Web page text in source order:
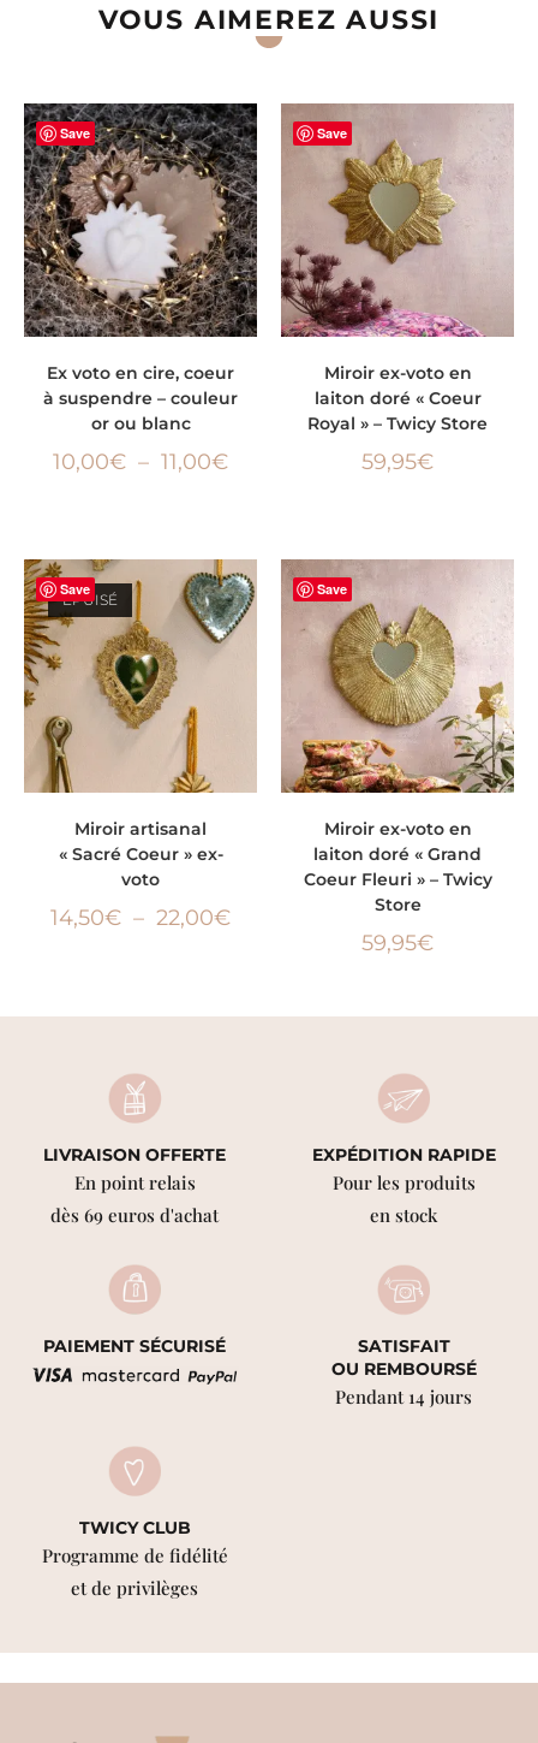
VOUS AIMEREZ AUSSI
Save
Ex voto en cire, coeur
à suspendre – couleur
or ou blanc
10,00€ – 11,00€
Save
Miroir ex-voto en
laiton doré « Coeur
Royal » – Twicy Store
59,95€
Save
ÉPUISÉ
Miroir artisanal
« Sacré Coeur » ex-
voto
14,50€ – 22,00€
Save
Miroir ex-voto en
laiton doré « Grand
Coeur Fleuri » – Twicy
Store
59,95€
LIVRAISON OFFERTE
En point relais
dès 69 euros d'achat
EXPÉDITION RAPIDE
Pour les produits
en stock
PAIEMENT SÉCURISÉ
SATISFAIT
OU REMBOURSÉ
Pendant 14 jours
TWICY CLUB
Programme de fidélité
et de privilèges